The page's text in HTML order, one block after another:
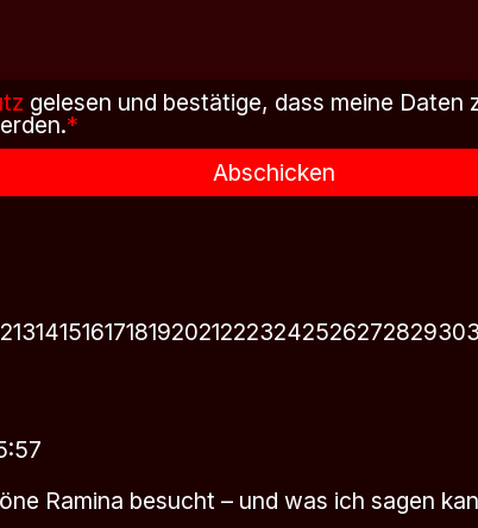
gelesen und bestätige, dass meine
*
Abschicken
131415161718192021222324252627282930
Ramina besucht – und was ich sagen